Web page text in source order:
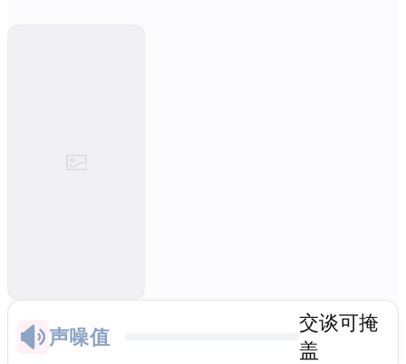
声噪值
交谈可掩
盖